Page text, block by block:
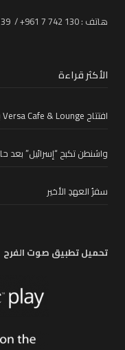
هاتف : 130 742 7 961+ / 139 742 7 961+ لبنان
الأكثر قراءة
افتتاح Versa Cafe & Lounge برعاية بلدية صور
واشنطن تكبح “إسرائيل” بعد
سفرُ العهدِ الأخير
تحميل تطبيق صوت الفرح